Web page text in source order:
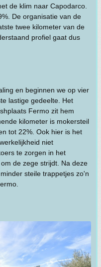
de klim naar Capodarco.
De organisatie van de
twee kilometer van de
profiel gaat dus
en beginnen we op vier
lastige gedeelte. Het
Fermo zit hem
kilometer is mokersteil
tot 22%. Ook hier is het
niet
te zorgen in het
de zege strijdt. Na deze
steile trappetjes zo'n